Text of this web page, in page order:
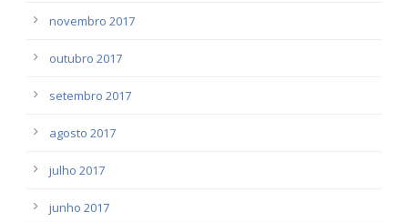
novembro 2017
outubro 2017
setembro 2017
agosto 2017
julho 2017
junho 2017